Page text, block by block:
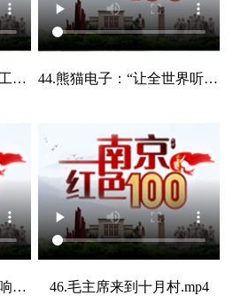
43.南京永利铔厂 民族化工的丰碑.mp4 44.熊猫电子：“让全世界听到我们的声音”.mp4
45.南京云锦 声声机杼回响千年.mp4 46.毛主席来到十月村.mp4